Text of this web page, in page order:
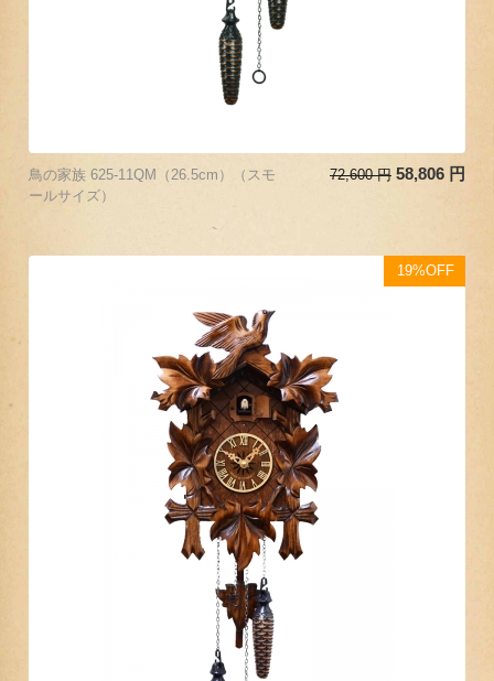
鳥の家族 625-11QM（26.5cm）（スモ
ールサイズ）
72,600 円 58,806 円
19%OFF